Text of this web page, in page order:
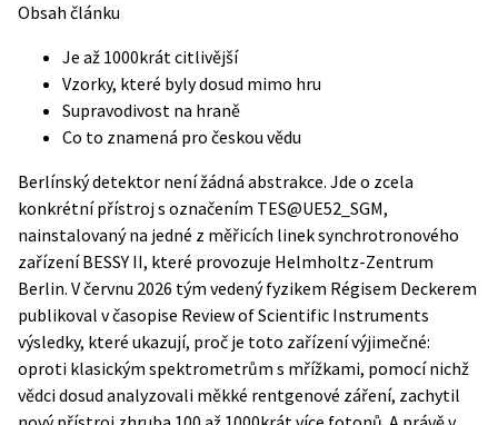
Obsah článku
Je až 1000krát citlivější
Vzorky, které byly dosud mimo hru
Supravodivost na hraně
Co to znamená pro českou vědu
Berlínský detektor není žádná abstrakce. Jde o zcela
konkrétní přístroj s označením TES@UE52_SGM,
nainstalovaný na jedné z měřicích linek synchrotronového
zařízení BESSY II, které provozuje Helmholtz-Zentrum
Berlin. V červnu 2026 tým vedený fyzikem Régisem Deckerem
publikoval v časopise Review of Scientific Instruments
výsledky, které ukazují, proč je toto zařízení výjimečné:
oproti klasickým spektrometrům s mřížkami, pomocí nichž
vědci dosud analyzovali měkké rentgenové záření, zachytil